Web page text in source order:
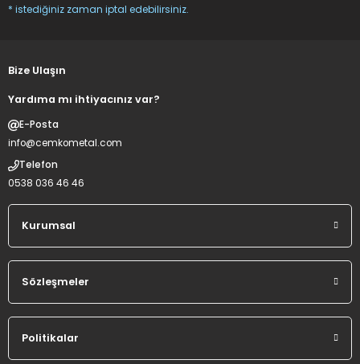
* istediğiniz zaman iptal edebilirsiniz.
Bize Ulaşın
Yardıma mı ihtiyacınız var?
E-Posta
info@cemkometal.com
Telefon
0538 036 46 46
Kurumsal
Sözleşmeler
Politikalar